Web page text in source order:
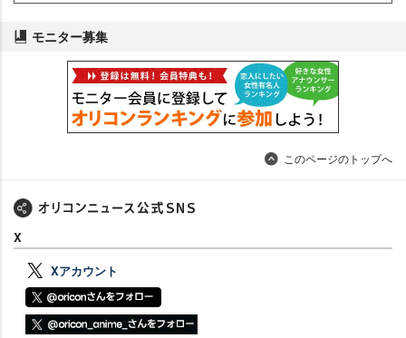
モニター募集
このページのトップへ
X
Xアカウント